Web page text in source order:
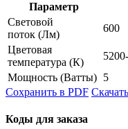
Параметр
Световой
поток (Лм)
600
Цветовая
температура (К)
Мощность (Ватты) 5
Сохранить в PDF
Коды для заказа